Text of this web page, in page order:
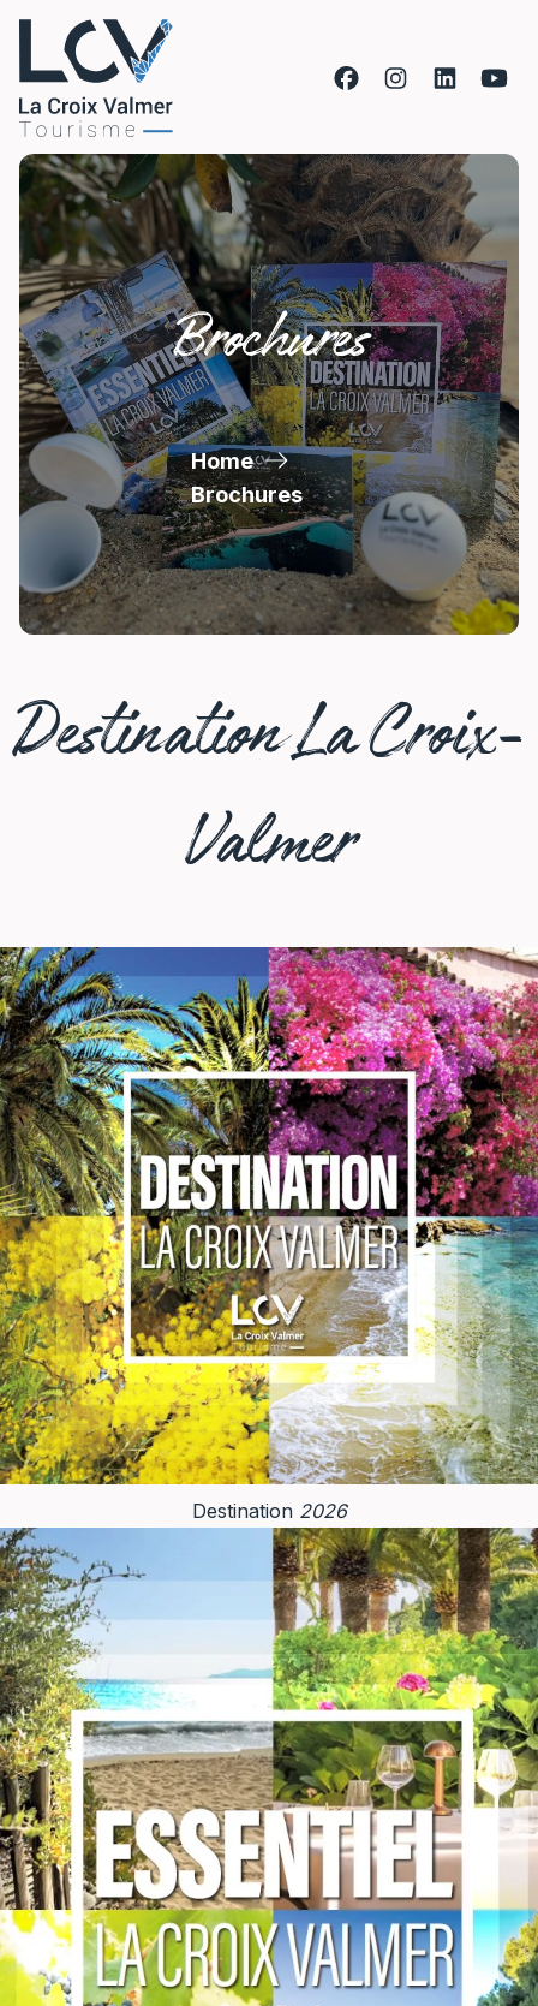
Skip to content
Brochures
Home
Brochures
guide
brochure
cars
balade
randonnée
navette
gratuite
estivale
gigaro
Cavalaire
la
croix
valmer
été
nocturne
plage
horaire
chiens
pistes
cyclables
naturiste
bateaux
ménage
marché
borne
recharge
mouillage
enfant
famille
sentier
marin
pichoun
Destination La Croix-
Valmer
Destination 2026